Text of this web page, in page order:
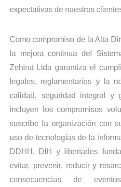
expectativas de nuestros
Como compromiso de la Alta
la mejora continua del
Zehirut Ltda garantiza el
legales, reglamentarios y la
calidad, seguridad integral y
incluyen los compromisos
suscribe la organización con
uso de tecnologías de la
DDHH, DIH y libertades
evitar, prevenir, reducir y
consecuencias de